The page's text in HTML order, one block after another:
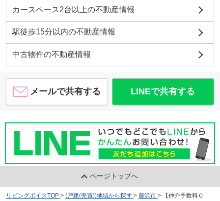
カースペース2台以上の不動産情報
駅徒歩15分以内の不動産情報
中古物件の不動産情報
メールで共有する LINEで共有する
ページトップへ
リビングボイスTOP > (戸建(売買))地域から探す > 藤沢市 >
【仲介手数料０